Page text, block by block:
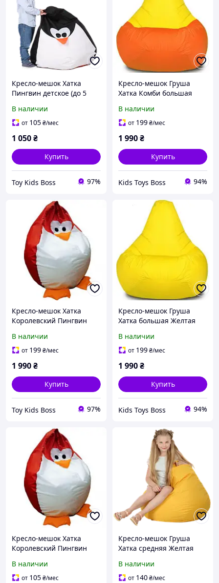
Кресло-мешок Хатка
Пингвин детское (до 5
В наличии
от 105₴/мес
1 050₴
Купить
Toy Kids Boss 97%
Кресло-мешок Груша
Хатка Комби большая
В наличии
от 199₴/мес
1 990₴
Купить
Kids Toys Boss 94%
Кресло-мешок Хатка
Королевский Пингвин
В наличии
от 199₴/мес
1 990₴
Купить
Toy Kids Boss 97%
Кресло-мешок Груша
Хатка большая Желтая
В наличии
от 199₴/мес
1 990₴
Купить
Kids Toys Boss 94%
Кресло-мешок Хатка
Королевский Пингвин
лет)
В наличии
от 105₴/мес
Кресло-мешок Груша
Хатка средняя Желтая
В наличии
от 140₴/мес